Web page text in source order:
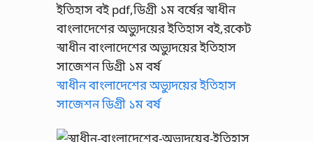
স্বাধীন বাংলাদেশের অভ্যুদয়ের ইতিহাস
সাজেশন ডিগ্রী ১ম বর্ষ